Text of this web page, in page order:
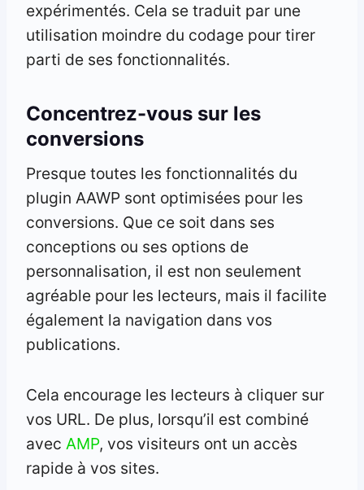
expérimentés. Cela se traduit par une
utilisation moindre du codage pour tirer
parti de ses fonctionnalités.
Concentrez-vous sur les
conversions
Presque toutes les fonctionnalités du
plugin AAWP sont optimisées pour les
conversions. Que ce soit dans ses
conceptions ou ses options de
personnalisation, il est non seulement
agréable pour les lecteurs, mais il facilite
également la navigation dans vos
publications.
Cela encourage les lecteurs à cliquer sur
vos URL. De plus, lorsqu’il est combiné
avec AMP, vos visiteurs ont un accès
rapide à vos sites.